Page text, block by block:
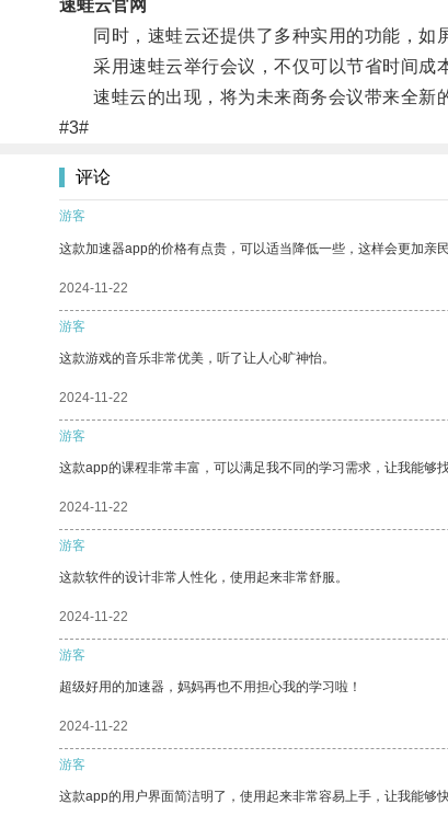
速蛙云官网
同时，速蛙云还提供了多种实用的功能，如
采用速蛙云举行会议，不仅可以节省时间成本
速蛙云的出现，将为未来商务会议带来全新的
#3#
评论
游客
这款加速器app的价格有点贵，可以适当降低一些，这样会更加亲民
2024-11-22
游客
这款游戏的音乐非常优美，听了让人心旷神怡。
2024-11-22
游客
这款app的课程非常丰富，可以满足我不同的学习需求，让我能够
2024-11-22
游客
这款软件的设计非常人性化，使用起来非常舒服。
2024-11-22
游客
超级好用的加速器，妈妈再也不用担心我的学习啦！
2024-11-22
游客
这款app的用户界面简洁明了，使用起来非常容易上手，让我能够快